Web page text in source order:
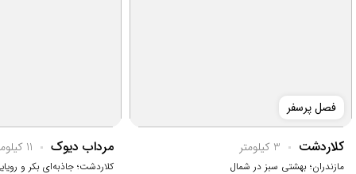
فصل پرسفر
کلاردشت 3 کیلومتر
مازندران؛ بهشتی سبز در شمال
مرداب دیوک 11 کیلومتر
کلاردشت؛ جاذبه‌ای بکر و